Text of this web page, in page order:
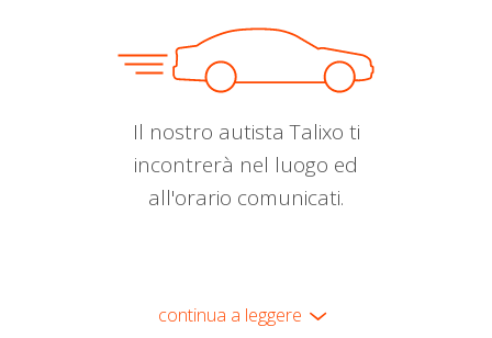
Il nostro autista Talixo ti
incontrerà nel luogo ed
all'orario comunicati.
continua a leggere